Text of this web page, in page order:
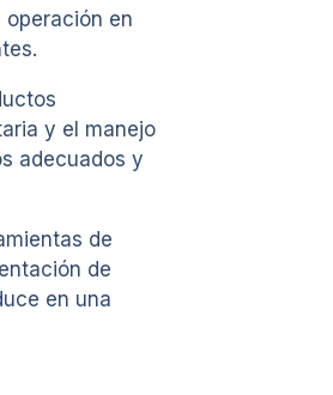
en
y el manejo
adecuados y
de
de
en una